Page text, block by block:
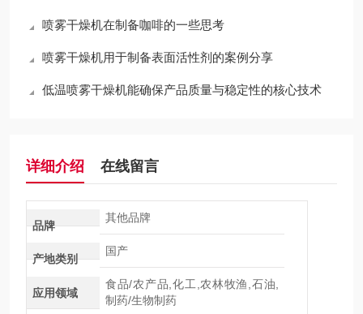
喷雾干燥机在制备咖啡的一些思考
喷雾干燥机用于制备表面活性剂的案例分享
低温喷雾干燥机能确保产品质量与稳定性的核心技术
详细介绍 在线留言
品牌
其他品牌
产地类别
国产
应用领域
食品/农产品,化工,农林牧渔,石油,
制药/生物制药